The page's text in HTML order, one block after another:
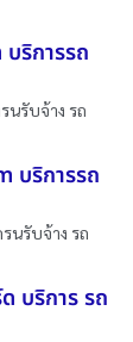
บริการรถ
นรับจ้าง รถ
บริการรถ
นรับจ้าง รถ
บริการ รถ